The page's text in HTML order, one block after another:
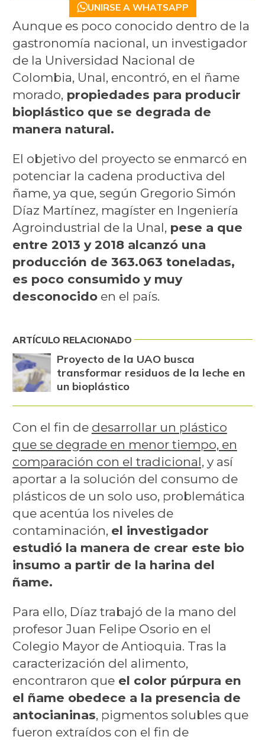
UNIRSE A WHATSAPP
Aunque es poco conocido dentro de la
gastronomía nacional, un investigador
de la Universidad Nacional de
Colombia, Unal, encontró, en el ñame
morado, propiedades para producir
bioplástico que se degrada de
manera natural.
El objetivo del proyecto se enmarcó en
potenciar la cadena productiva del
ñame, ya que, según Gregorio Simón
Díaz Martínez, magíster en Ingeniería
Agroindustrial de la Unal, pese a que
entre 2013 y 2018 alcanzó una
producción de 363.063 toneladas,
es poco consumido y muy
desconocidoen el país.
ARTÍCULO RELACIONADO
Proyecto de la UAO busca
transformar residuos de la leche en
un bioplástico
Con el fin de desarrollar un plástico
que se degrade en menor tiempo, en
comparación con el tradicional, y así
aportar a la solución del consumo de
plásticos de un solo uso, problemática
que acentúa los niveles de
contaminación, el investigador
estudió la manera de crear este bio
insumo a partir de la harina del
ñame.
Para ello, Díaz trabajó de la mano del
profesor Juan Felipe Osorio en el
Colegio Mayor de Antioquia. Tras la
caracterización del alimento,
encontraron queel color púrpura en
el ñame obedece a la presencia de
antocianinas, pigmentos solubles que
fueron extraídos con el fin de